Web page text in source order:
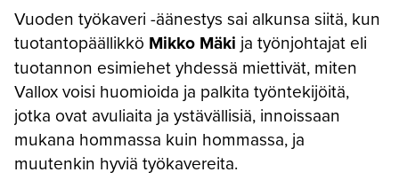
Vuoden työkaveri -äänestys sai alkunsa siitä, kun
tuotantopäällikkö Mikko Mäki ja työnjohtajat eli
tuotannon esimiehet yhdessä miettivät, miten
Vallox voisi huomioida ja palkita työntekijöitä,
jotka ovat avuliaita ja ystävällisiä, innoissaan
mukana hommassa kuin hommassa, ja
muutenkin hyviä työkavereita.